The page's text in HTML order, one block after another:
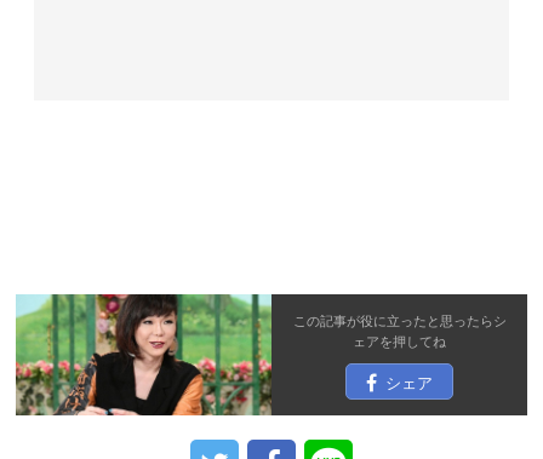
この記事が役に立ったと思ったらシ
ェアを押してね
シェア